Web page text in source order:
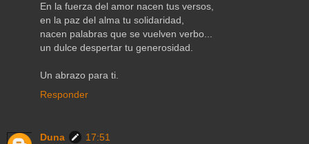
En la fuerza del amor nacen tus versos,
en la paz del alma tu solidaridad,
nacen palabras que se vuelven verbo...
un dulce despertar tu generosidad.
Un abrazo para ti.
Responder
Duna
17:51